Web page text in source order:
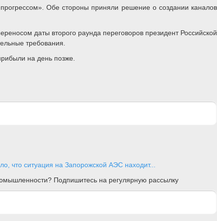
Обе стороны приняли решение о создании каналов
даты второго раунда переговоров президент Российской
требования.
на день позже.
что ситуация на Запорожской АЭС находит...
Подпишитесь на регулярную рассылку